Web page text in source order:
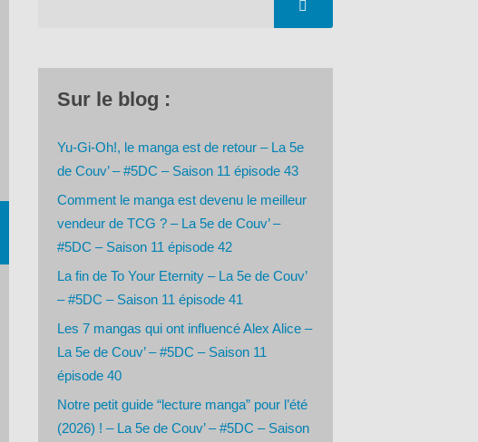
Sur le blog :
Yu-Gi-Oh!, le manga est de retour – La 5e
de Couv’ – #5DC – Saison 11 épisode 43
Comment le manga est devenu le meilleur
vendeur de TCG ? – La 5e de Couv’ –
#5DC – Saison 11 épisode 42
La fin de To Your Eternity – La 5e de Couv’
– #5DC – Saison 11 épisode 41
Les 7 mangas qui ont influencé Alex Alice –
La 5e de Couv’ – #5DC – Saison 11
épisode 40
Notre petit guide “lecture manga” pour l’été
(2026) ! – La 5e de Couv’ – #5DC – Saison